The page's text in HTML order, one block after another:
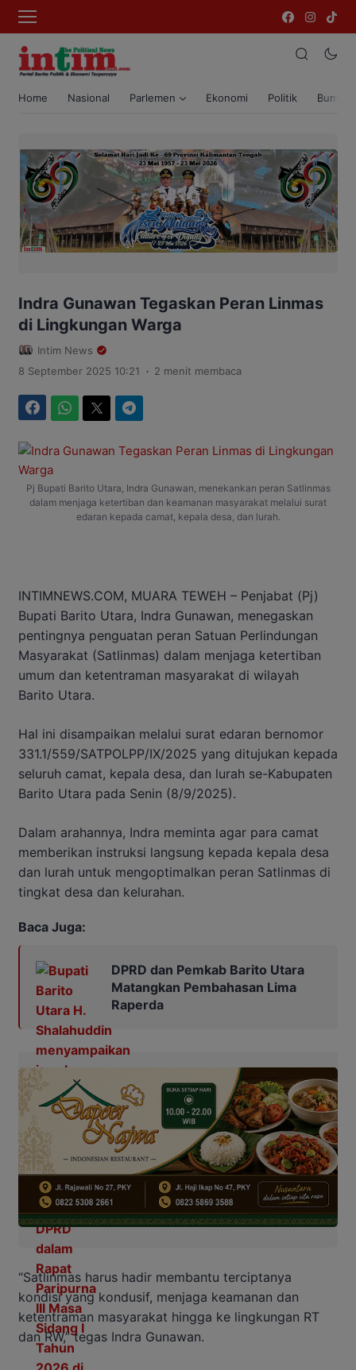
Home Nasional Parlemen Ekonomi Politik Bumi
Indra Gunawan Tegaskan Peran Linmas
di Lingkungan Warga
Intim News
8 September 2025 10:21
. 2 menit membaca
Pj Bupati Barito Utara, Indra Gunawan, menekankan peran Satlinmas
dalam menjaga ketertiban dan keamanan masyarakat melalui surat
edaran kepada camat, kepala desa, dan lurah.
INTIMNEWS.COM, MUARA TEWEH – Penjabat (Pj)
Bupati Barito Utara, Indra Gunawan, menegaskan
pentingnya penguatan peran Satuan Perlindungan
Masyarakat (Satlinmas) dalam menjaga ketertiban
umum dan ketentraman masyarakat di wilayah
Barito Utara.
Hal ini disampaikan melalui surat edaran bernomor
331.1/559/SATPOLPP/IX/2025 yang ditujukan kepada
seluruh camat, kepala desa, dan lurah se-Kabupaten
Barito Utara pada Senin (8/9/2025).
Dalam arahannya, Indra meminta agar para camat
memberikan instruksi langsung kepada kepala desa
dan lurah untuk mengoptimalkan peran Satlinmas di
tingkat desa dan kelurahan.
Baca Juga:
DPRD dan Pemkab Barito Utara
Matangkan Pembahasan Lima
Raperda
“Satlinmas harus hadir membantu terciptanya
kondisi yang kondusif, menjaga keamanan dan
ketentraman masyarakat hingga ke lingkungan RT
dan RW,” tegas Indra Gunawan.